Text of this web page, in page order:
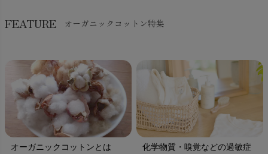
FEATURE オーガニックコットン特集
オーガニックコットンとは
化学物質・嗅覚などの過敏症